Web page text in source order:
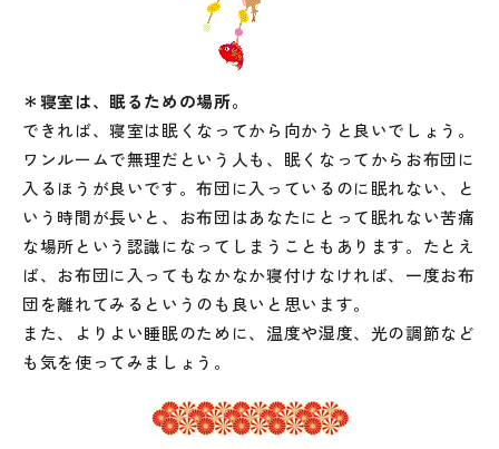
＊寝室は、眠るための場所。
できれば、寝室は眠くなってから向かうと良いでしょう。
ワンルームで無理だという人も、眠くなってからお布団に
入るほうが良いです。布団に入っているのに眠れない、と
いう時間が長いと、お布団はあなたにとって眠れない苦痛
な場所という認識になってしまうこともあります。たとえ
ば、お布団に入ってもなかなか寝付けなければ、一度お布
団を離れてみるというのも良いと思います。
また、よりよい睡眠のために、温度や湿度、光の調節など
も気を使ってみましょう。